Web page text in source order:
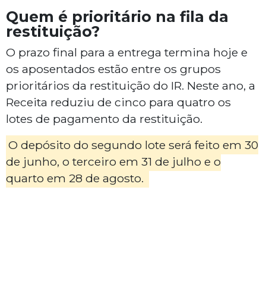
Quem é prioritário na fila da
restituição?
O prazo final para a entrega termina hoje e
os aposentados estão entre os grupos
prioritários da restituição do IR. Neste ano, a
Receita reduziu de cinco para quatro os
lotes de pagamento da restituição.
O depósito do segundo lote será feito em 30
de junho, o terceiro em 31 de julho e o
quarto em 28 de agosto.